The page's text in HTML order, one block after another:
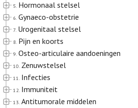
5. Hormonaal stelsel
6. Gynaeco-obstetrie
7. Urogenitaal stelsel
8. Pijn en koorts
9. Osteo-articulaire aandoeningen
10. Zenuwstelsel
11. Infecties
12. Immuniteit
13. Antitumorale middelen